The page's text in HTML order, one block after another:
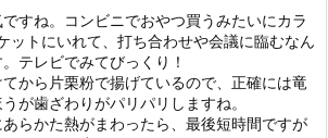
すね。コンビニでおやつ買うみたいにカラ
ットにいれて、打ち合わせや会議に臨むなん
テレビでみてびっくり！
から片栗粉で揚げているので、正確には竜
が歯ざわりがパリパリしますね。
らかた熱がまわったら、最後短時間ですが